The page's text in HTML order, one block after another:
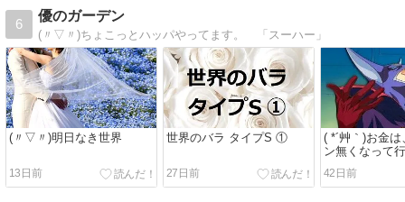
6
優のガーデン
(〃▽〃)ちょこっとハッパやってます。 「スーハー」
(〃▽〃)明日なき世界
13日前
世界のバラ タイプS ①
27日前
( *´艸｀)お金
ン無くなって
42日前